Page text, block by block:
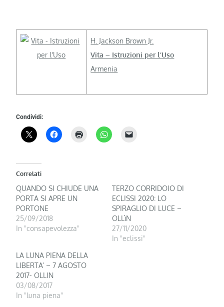
H. Jackson Brown Jr.
Vita – Istruzioni per l’Uso
Armenia
Condividi:
Correlati
QUANDO SI CHIUDE UNA
PORTA SI APRE UN
PORTONE
25/09/2018
In "consapevolezza"
TERZO CORRIDOIO DI
ECLISSI 2020: LO
SPIRAGLIO DI LUCE –
OLLìN
27/11/2020
In "eclissi"
LA LUNA PIENA DELLA
LIBERTA’ – 7 AGOSTO
2017- OLLIN
03/08/2017
In "luna piena"